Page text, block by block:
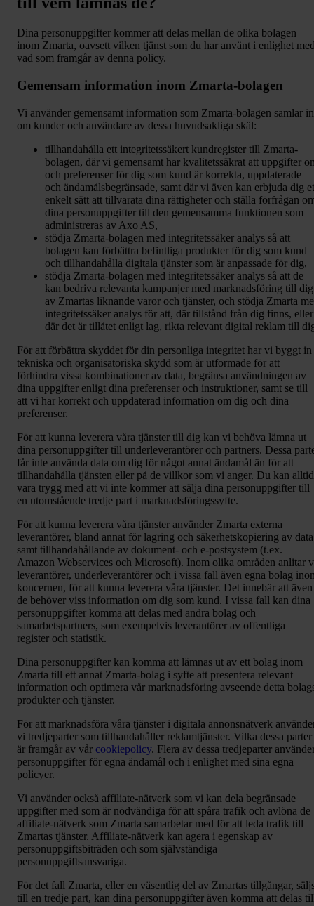
Dina personuppgifter kommer att delas mellan de olika bolagen
inom Zmarta, oavsett vilken tjänst som du har använt i enlighet
vad som framgår av denna policy.
Gemensam information inom Zmarta-bolagen
Vi använder gemensamt information som Zmarta-bolagen samlar in
om kunder och användare av dessa huvudsakliga skäl:
tillhandahålla ett integritetssäkert kundregister till Zmarta-
bolagen, där vi gemensamt har kvalitetssäkrat att uppgifter
och preferenser för dig som kund är korrekta, uppdaterade
och ändamålsbegränsade, samt där vi även kan erbjuda dig
enkelt sätt att tillvarata dina rättigheter och ställa förfrågan
dina personuppgifter till den gemensamma funktionen som
administreras av Axo AS,
stödja Zmarta-bolagen med integritetssäker analys så att
bolagen kan förbättra befintliga produkter för dig som kund
och tillhandahålla digitala tjänster som är anpassade för dig,
stödja Zmarta-bolagen med integritetssäker analys så att de
kan bedriva relevanta kampanjer med marknadsföring till dig
av Zmartas liknande varor och tjänster, och stödja Zmarta
integritetssäker analys för att, där tillstånd från dig finns, eller
där det är tillåtet enligt lag, rikta relevant digital reklam till
För att förbättra skyddet för din personliga integritet har vi byggt in
tekniska och organisatoriska skydd som är utformade för att
förhindra vissa kombinationer av data, begränsa användningen av
dina uppgifter enligt dina preferenser och instruktioner, samt se till
att vi har korrekt och uppdaterad information om dig och dina
preferenser.
För att kunna leverera våra tjänster till dig kan vi behöva lämna ut
dina personuppgifter till underleverantörer och partners. Dessa
får inte använda data om dig för något annat ändamål än för att
tillhandahålla tjänsten eller på de villkor som vi anger. Du kan alltid
vara trygg med att vi inte kommer att sälja dina personuppgifter till
en utomstående tredje part i marknadsföringssyfte.
För att kunna leverera våra tjänster använder Zmarta externa
leverantörer, bland annat för lagring och säkerhetskopiering av data
samt tillhandahållande av dokument- och e-postsystem (t.ex.
Amazon Webservices och Microsoft). Inom olika områden anlitar
leverantörer, underleverantörer och i vissa fall även egna bolag
koncernen, för att kunna leverera våra tjänster. Det innebär att även
de behöver viss information om dig som kund. I vissa fall kan dina
personuppgifter komma att delas med andra bolag och
samarbetspartners, som exempelvis leverantörer av offentliga
register och statistik.
Dina personuppgifter kan komma att lämnas ut av ett bolag inom
Zmarta till ett annat Zmarta-bolag i syfte att presentera relevant
information och optimera vår marknadsföring avseende detta
produkter och tjänster.
För att marknadsföra våra tjänster i digitala annonsnätverk
vi tredjeparter som tillhandahåller reklamtjänster. Vilka dessa parter
är framgår av vår cookiepolicy. Flera av dessa tredjeparter
personuppgifter för egna ändamål och i enlighet med sina egna
policyer.
Vi använder också affiliate-nätverk som vi kan dela begränsade
uppgifter med som är nödvändiga för att spåra trafik och avlöna de
affiliate-nätverk som Zmarta samarbetar med för att leda trafik till
Zmartas tjänster. Affiliate-nätverk kan agera i egenskap av
personuppgiftsbiträden och som självständiga
personuppgiftsansvariga.
För det fall Zmarta, eller en väsentlig del av Zmartas tillgångar,
till en tredje part, kan dina personuppgifter även komma att delas